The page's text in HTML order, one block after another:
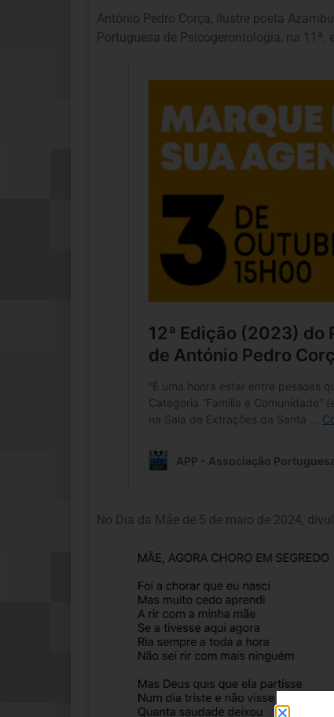
António Pedro Corça, ilustre poeta
Portuguesa de Psicogerontologia, na 11ª.
No Dia da Mãe de 5 de maio de 2024,